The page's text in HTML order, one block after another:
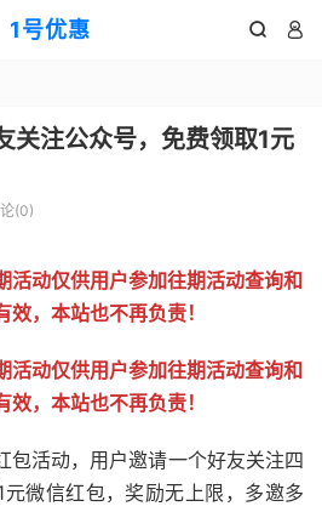
1号优惠  
关注公众号，免费领取1元
(0)
活动仅供用户参加往期活动查询和
效，本站也不再负责！
活动仅供用户参加往期活动查询和
效，本站也不再负责！
包活动，用户邀请一个好友关注四
微信红包，奖励无上限，多邀多